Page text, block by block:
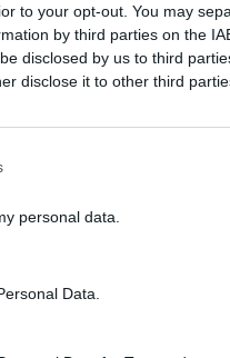
to your opt-out. You may
by third parties on the
disclosed by us to third
disclose it to other third
personal data.
Data.